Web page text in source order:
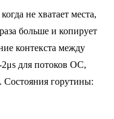
не хватает места,
больше и копирует
контекста между
для потоков ОС,
Состояния горутины: